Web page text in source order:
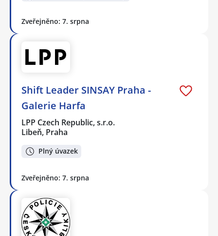
Zveřejněno: 7. srpna
Shift Leader SINSAY Praha -
Galerie Harfa
LPP Czech Republic, s.r.o.
Libeň, Praha
Plný úvazek
Zveřejněno: 7. srpna